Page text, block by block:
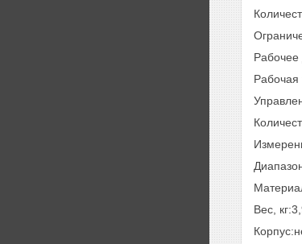
Рабочее
Рабочая
Вес,